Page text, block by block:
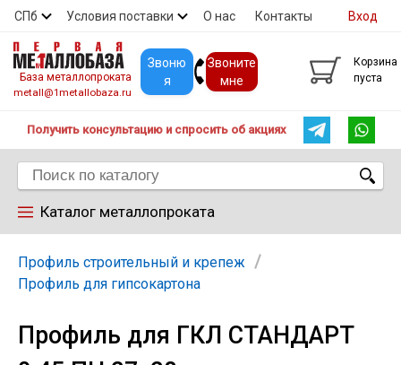
СПб Условия поставки О нас Контакты
Скидки Прайс Покупателям
Вход
База металлопроката
metall@1metallobaza.ru
Звоню
я
Звоните
мне
Корзина
пуста
Получить консультацию и спросить об акциях
Каталог металлопроката
Арматура
Профиль строительный и крепеж
Профиль для гипсокартона
Профиль для ГКЛ СТАНДАРТ